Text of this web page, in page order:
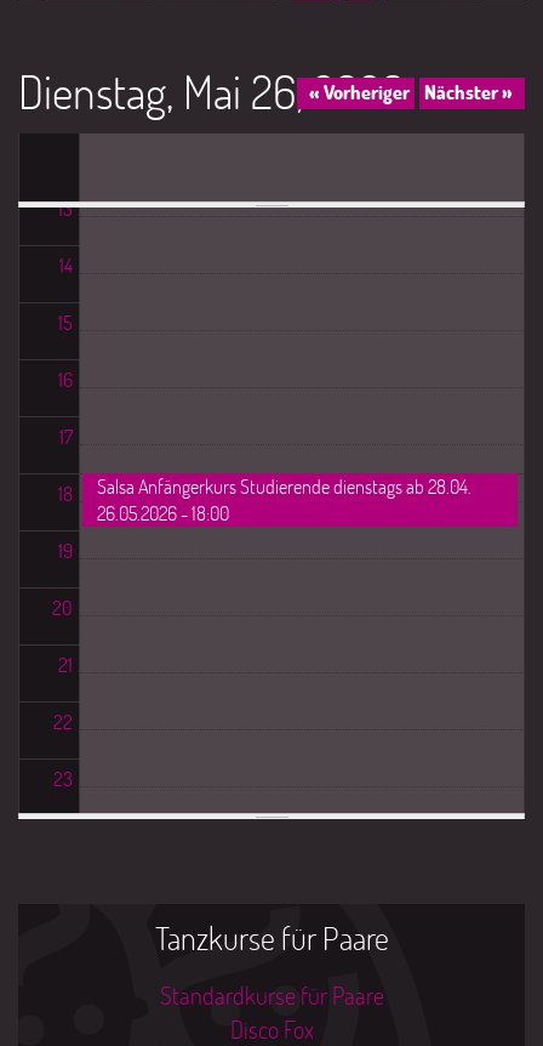
Dienstag, Mai 26, 2026
« Vorheriger Nächster »
11
13
14
15
16
17
18
19
20
21
22
23
Salsa Anfängerkurs Studierende dienstags ab 28.04.
26.05.2026 - 18:00
Tanzkurse für Paare
Standardkurse für Paare
Disco Fox